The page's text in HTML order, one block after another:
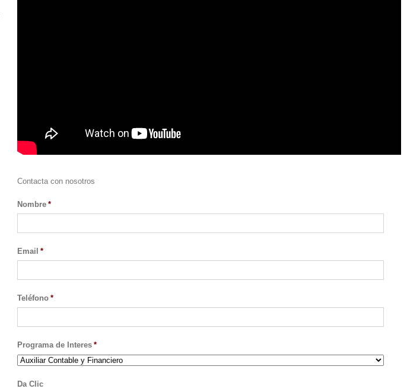
Contacta con nosotros
Nombre *
Email *
Teléfono *
Programa de Interes *
Da Clic